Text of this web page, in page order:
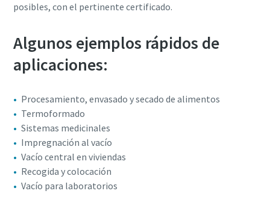
posibles, con el pertinente certificado.
Algunos ejemplos rápidos de
aplicaciones:
Procesamiento, envasado y secado de alimentos
Termoformado
Sistemas medicinales
Impregnación al vacío
Vacío central en viviendas
Recogida y colocación
Vacío para laboratorios